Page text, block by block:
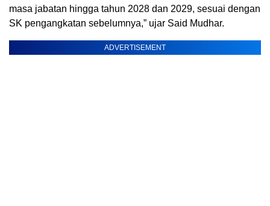
masa jabatan hingga tahun 2028 dan 2029, sesuai dengan
SK pengangkatan sebelumnya,” ujar Said Mudhar.
ADVERTISEMENT